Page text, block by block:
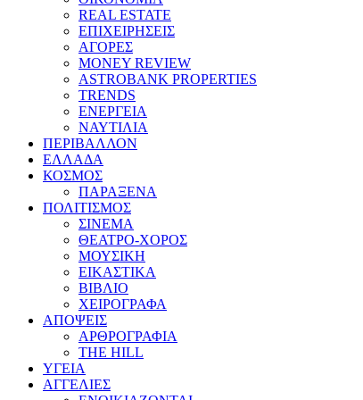
REAL ESTATE
ΕΠΙΧΕΙΡΗΣΕΙΣ
ΑΓΟΡΕΣ
MONEY REVIEW
ASTROBANK PROPERTIES
TRENDS
ΕΝΕΡΓΕΙΑ
ΝΑΥΤΙΛΙΑ
ΠΕΡΙΒΑΛΛΟΝ
ΕΛΛΑΔΑ
ΚΟΣΜΟΣ
ΠΑΡΑΞΕΝΑ
ΠΟΛΙΤΙΣΜΟΣ
ΣΙΝΕΜΑ
ΘΕΑΤΡΟ-ΧΟΡΟΣ
ΜΟΥΣΙΚΗ
ΕΙΚΑΣΤΙΚΑ
ΒΙΒΛΙΟ
ΧΕΙΡΟΓΡΑΦΑ
ΑΠΟΨΕΙΣ
ΑΡΘΡΟΓΡΑΦΙΑ
THE HILL
ΥΓΕΙΑ
ΑΓΓΕΛΙΕΣ